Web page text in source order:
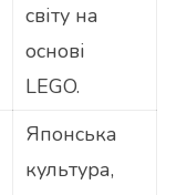
світу на
основі
LEGO.
Японська
культура,